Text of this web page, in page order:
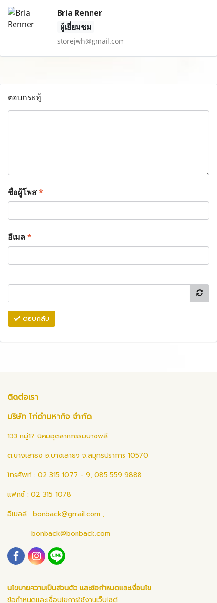
Bria Renner
ผู้เยี่ยมชม
storejwh@gmail.com
ตอบกระทู้
ชื่อผู้โพส*
อีเมล*
ตอบกลับ
ติดต่อเรา
บริษัท ไก่ดำมหากิจ จำกัด
133 หมู่17 นิคมอุตสาหกรรมบางพลี
ต.บางเสาธง อ.บางเสาธง จ.สมุทรปราการ 10570
โทรศัพท์ : 02 315 1077 - 9, 085 559 9888
แฟกซ์ : 02 315 1078
อีเมลล์ : bonback@gmail.com ,
bonback@bonback.com
นโยบายความเป็นส่วนตัว และข้อกำหนดและเงื่อนไข
ข้อกำหนดและเงื่อนไขการใช้งานเว็บไซต์